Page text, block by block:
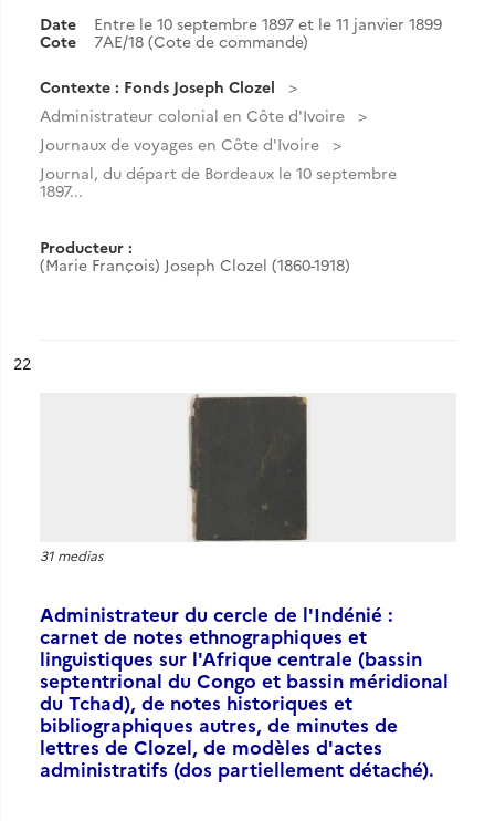
Date
Entre le 10 septembre 1897 et le 11 janvier 1899
Cote
7AE/18 (Cote de commande)
Contexte : Fonds Joseph Clozel
Administrateur colonial en Côte d'Ivoire
Journaux de voyages en Côte d'Ivoire
Journal, du départ de Bordeaux le 10 septembre
1897...
Producteur :
(Marie François) Joseph Clozel (1860-1918)
n°
22
31 medias
Administrateur du cercle de l'Indénié :
carnet de notes ethnographiques et
linguistiques sur l'Afrique centrale (bassin
septentrional du Congo et bassin méridional
du Tchad), de notes historiques et
bibliographiques autres, de minutes de
lettres de Clozel, de modèles d'actes
administratifs (dos partiellement détaché).